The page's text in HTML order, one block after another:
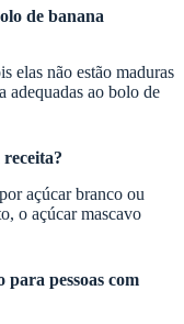
de banana
elas não estão maduras
adequadas ao bolo de
açúcar branco ou
o açúcar mascavo
para pessoas com